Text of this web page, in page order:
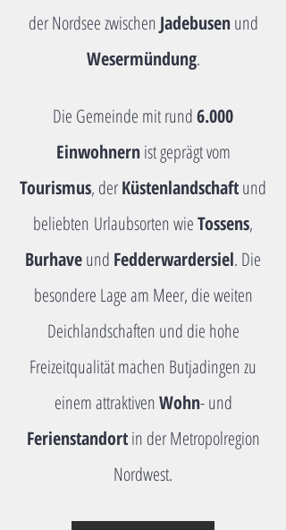
der Nordsee zwischen Jadebusenund
Wesermündung.
Die Gemeinde mit rund6.000
Einwohnernist geprägt vom
Tourismus, derKüstenlandschaftund
beliebten Urlaubsorten wieTossens,
Burhaveund Fedderwardersiel. Die
besondere Lage am Meer, die weiten
Deichlandschaften und die hohe
Freizeitqualität machen Butjadingen zu
einem attraktivenWohn- und
Ferienstandortin der Metropolregion
Nordwest.